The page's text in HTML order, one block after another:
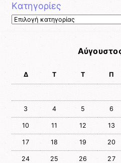
Kατηγορίες
Kατηγορίες
Δ Τ Τ Π
3 4 5 6
10 11 12 13
17 18 19 20
24 25 26 27